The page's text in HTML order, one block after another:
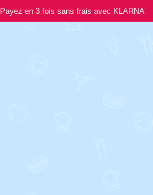
Payez en 3 fois sans frais avec KLARNA